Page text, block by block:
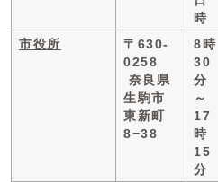
時
市役所
〒630-
0258
奈良県
生駒市
東新町
8−38
8時
30
分
～
17
時
15
分